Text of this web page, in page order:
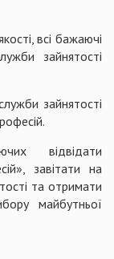
всі бажаючі
зайнятості
зайнятості
відвідати
завітати на
та отримати
майбутньої